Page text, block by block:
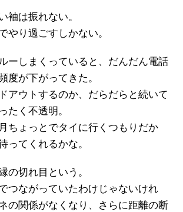
袖は振れない。
やり過ごすしかない。
ーしまくっていると、だんだん電話
度が下がってきた。
アウトするのか、だらだらと続いて
たく不透明。
ちょっとでタイに行くつもりだか
ってくれるかな。
の切れ目という。
つながっていたわけじゃないけれ
の関係がなくなり、さらに距離の断